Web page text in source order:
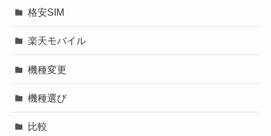
格安SIM
楽天モバイル
機種変更
機種選び
比較